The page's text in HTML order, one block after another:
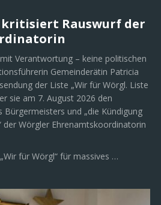
kritisiert Rauswurf der
Verantwortung – keine politischen
Gemeinderätin Patricia
der Liste „Wir für Wörgl. Liste
sie am 7. August 2026 den
Bürgermeisters und „die Kündigung
der Wörgler Ehrenamtskoordinatorin
für Wörgl“ für massives …